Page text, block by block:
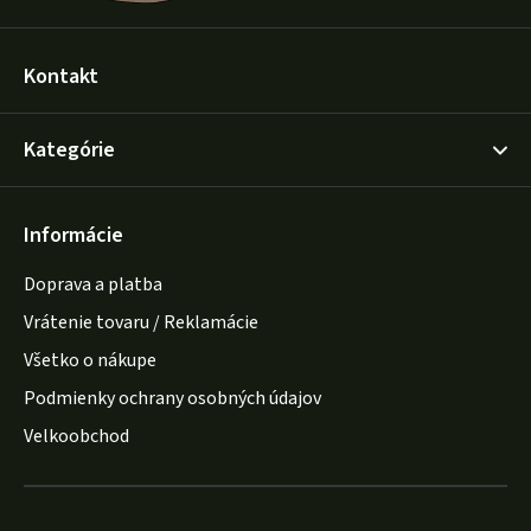
Kontakt
Kategórie
Informácie
Doprava a platba
Vrátenie tovaru / Reklamácie
Všetko o nákupe
Podmienky ochrany osobných údajov
Velkoobchod